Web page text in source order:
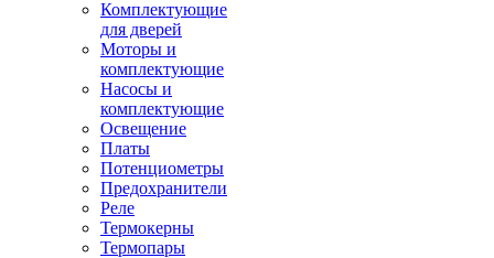
Комплектующие
для дверей
Моторы и
комплектующие
Насосы и
комплектующие
Освещение
Платы
Потенциометры
Предохранители
Реле
Термокерны
Термопары